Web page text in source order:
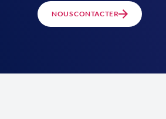
NOUS CONTACTER